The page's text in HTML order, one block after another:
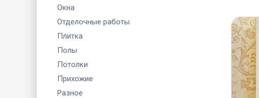
Окна
Отделочные работы
Плитка
Полы
Потолки
Прихожие
Разное